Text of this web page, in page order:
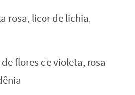
rosa, licor de lichia,
de flores de violeta, rosa